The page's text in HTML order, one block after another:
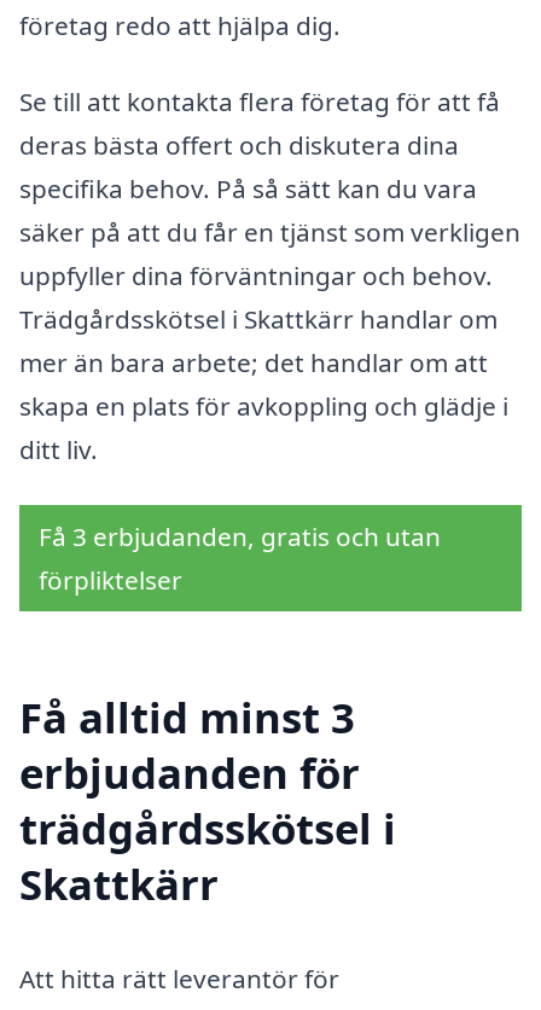
företag redo att hjälpa dig.
Se till att kontakta flera företag för att få
deras bästa offert och diskutera dina
specifika behov. På så sätt kan du vara
säker på att du får en tjänst som verkligen
uppfyller dina förväntningar och behov.
Trädgårdsskötsel i Skattkärr handlar om
mer än bara arbete; det handlar om att
skapa en plats för avkoppling och glädje i
ditt liv.
Få 3 erbjudanden, gratis och utan
förpliktelser
Få alltid minst 3
erbjudanden för
trädgårdsskötsel i
Skattkärr
Att hitta rätt leverantör för